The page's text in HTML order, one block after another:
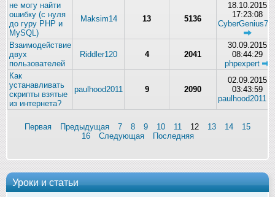
Уроки и статьи
не могу найти
ошибку (с нуля
до гуру PHP и
MySQL)
Maksim14 13 5136
18.10.2015
17:23:08
Взаимодействие
двух
пользователей
Riddler120 4 2041
30.09.2015
08:44:29
phpexpert
Как
устанавливать
скрипты взятые
из интернета?
paulhood2011 9 2090
02.09.2015
03:43:59
paulhood2011
Первая Предыдущая 7 8 9 10 11 12 13 14
15
16
Следующая Последняя